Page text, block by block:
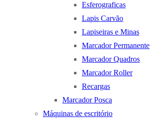
Esferograficas
Lapis Carvão
Lapiseiras e Minas
Marcador Permanente
Marcador Quadros
Marcador Roller
Recargas
Marcador Posca
Máquinas de escritório